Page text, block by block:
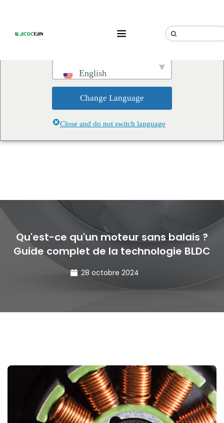
Do you want to change to:
English
Change Language
Close and do not switch language
Qu'est-ce qu'un moteur sans balais ?
Guide complet de la technologie BLDC
28 octobre 2024